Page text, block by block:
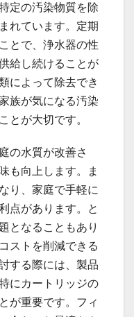
定の汚染物質を除
れています。定期
とで、浄水器の性
給し続けることが
によって除去でき
族が気になる汚染
とが大切です。
の水質が改善さ
も向上します。ま
り、家庭で手軽に
点があります。と
となることもあり
ストを削減できる
する際には、製品
にカートリッジの
が重要です。フィ